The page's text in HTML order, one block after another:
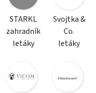
STARKL
zahradník
letáky
Svojtka &
Co.
letáky